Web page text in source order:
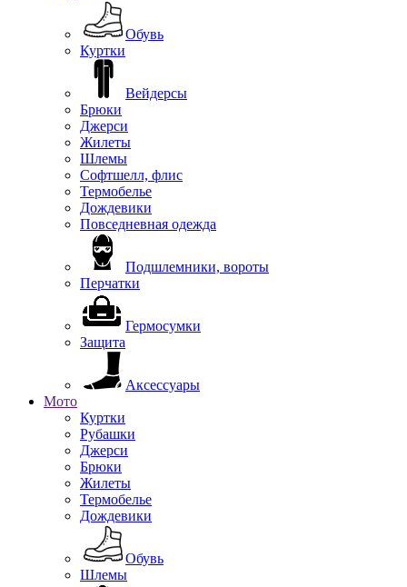
Обувь
Куртки
Вейдерсы
Брюки
Джерси
Жилеты
Шлемы
Софтшелл, флис
Термобелье
Дождевики
Повседневная одежда
Подшлемники, вороты
Перчатки
Гермосумки
Защита
Аксессуары
Мото
Куртки
Рубашки
Джерси
Брюки
Жилеты
Термобелье
Дождевики
Обувь
Шлемы